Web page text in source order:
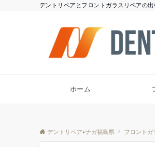
デントリペアとフロントガラスリペアの
ホーム
デントリペア•ナガ福島県 フロントガ